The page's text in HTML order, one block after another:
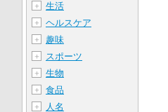
＋ 生活
＋ ヘルスケア
＋ 趣味
＋ スポーツ
＋ 生物
＋ 食品
＋ 人名